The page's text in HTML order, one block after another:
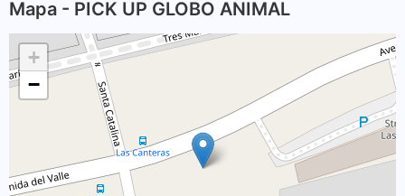
Mapa - PICK UP GLOBO ANIMAL
+
−